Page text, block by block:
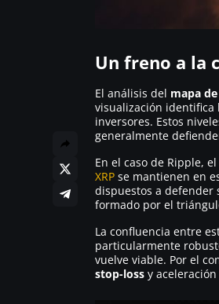
Un freno a la
El análisis del mapa
visualización identifica
inversores. Estos
generalmente
En el caso de Ripple,
XRP se mantienen en
dispuestos a defender
formado por el
La confluencia entre
particularmente
vuelve viable. Por el
stop-loss y